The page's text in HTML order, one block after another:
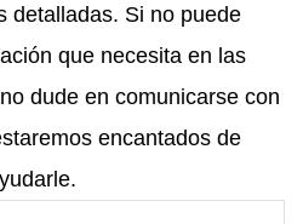
detalladas. Si no puede
que necesita en las
dude en comunicarse con
encantados de